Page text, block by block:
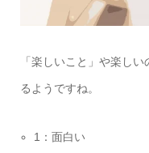
「楽しいこと」や楽し
るようですね。
1：面白い